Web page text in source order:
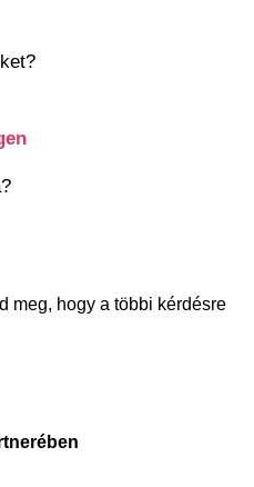
meg, hogy a többi kérdésre